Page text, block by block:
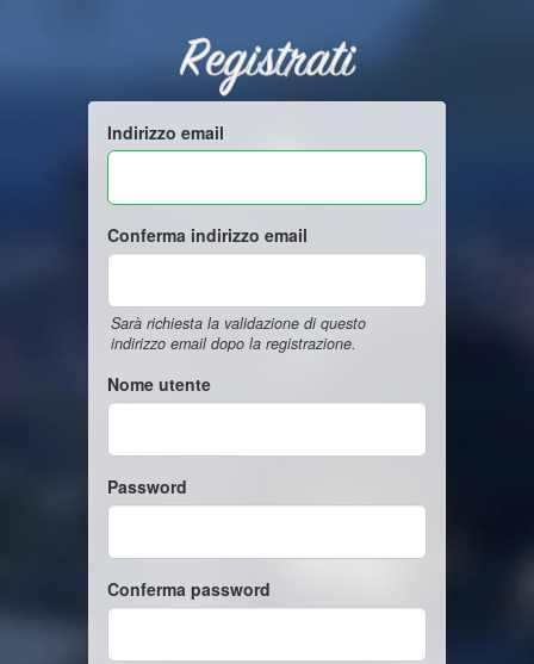
Registrati
Indirizzo email
Conferma indirizzo email
Sarà richiesta la validazione di questo
indirizzo email dopo la registrazione.
Nome utente
Password
Conferma password